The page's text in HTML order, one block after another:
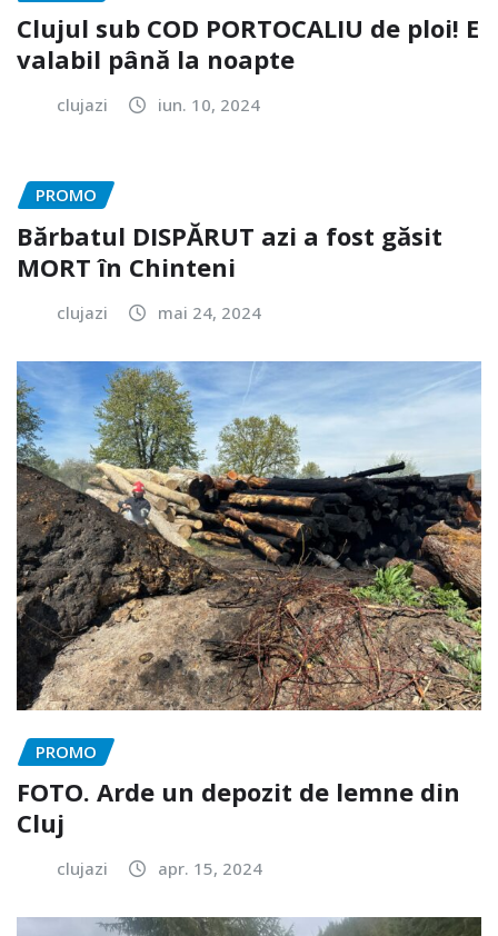
Clujul sub COD PORTOCALIU de ploi! E
valabil până la noapte
clujazi iun. 10, 2024
PROMO
Bărbatul DISPĂRUT azi a fost găsit
MORT în Chinteni
clujazi mai 24, 2024
PROMO
FOTO. Arde un depozit de lemne din
Cluj
clujazi apr. 15, 2024